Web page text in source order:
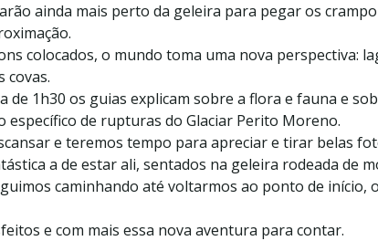
ainda mais perto da geleira para pegar os
colocados, o mundo toma uma nova perspectiva:
covas.
de 1h30 os guias explicam sobre a flora e fauna e
específico de rupturas do Glaciar Perito Moreno.
e teremos tempo para apreciar e tirar belas
a de estar ali, sentados na geleira rodeada de
caminhando até voltarmos ao ponto de início,
e com mais essa nova aventura para contar.